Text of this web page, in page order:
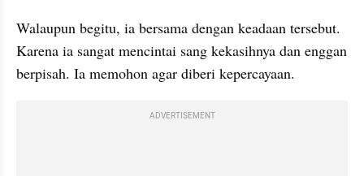
Walaupun begitu, ia bersama dengan keadaan tersebut.
Karena ia sangat mencintai sang kekasihnya dan enggan
berpisah. Ia memohon agar diberi kepercayaan.
ADVERTISEMENT